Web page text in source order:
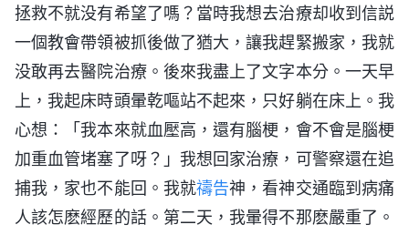
拯救不就没有希望了嗎？當時我想去治療却收到信説
一個教會帶領被抓後做了猶大，讓我趕緊搬家，我就
没敢再去醫院治療。後來我盡上了文字本分。一天早
上，我起床時頭暈乾嘔站不起來，只好躺在床上。我
心想：「我本來就血壓高，還有腦梗，會不會是腦梗
加重血管堵塞了呀？」我想回家治療，可警察還在追
捕我，家也不能回。我就禱告神，看神交通臨到病痛
人該怎麽經歷的話。第二天，我暈得不那麽嚴重了。